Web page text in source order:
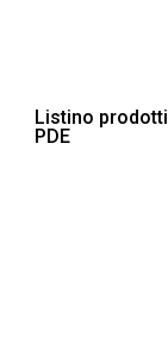
Listino prodotti
PDE